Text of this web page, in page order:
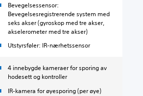
Bevegelsessensor:
Bevegelsesregistrerende system med
seks akser (gyroskop med tre akser,
akselerometer med tre akser)
Utstyrsføler: IR-nærhetssensor
4 innebygde kameraer for sporing av
hodesett og kontroller
IR-kamera for øyesporing (per øye)